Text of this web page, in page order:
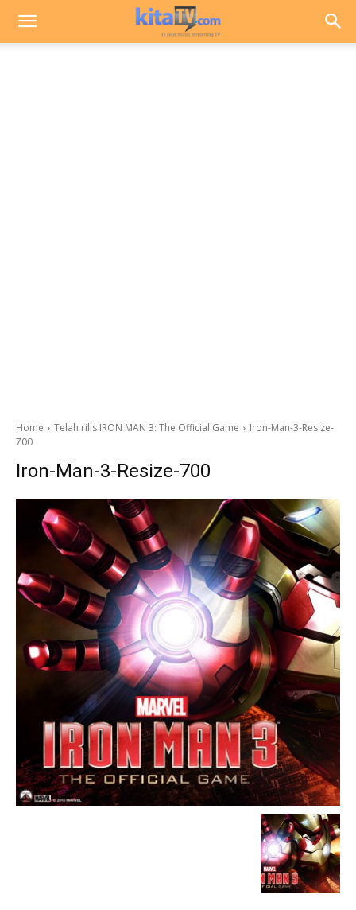
Home Telah rilis IRON MAN 3: The Official Game
Iron-Man-3-Resize-
700
Iron-Man-3-Resize-700